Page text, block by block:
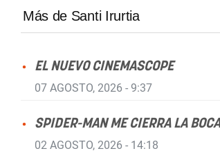
Más de Santi Irurtia
EL NUEVO CINEMASCOPE
07 AGOSTO, 2026 - 9:37
SPIDER-MAN ME CIERRA LA BOCA
02 AGOSTO, 2026 - 14:18